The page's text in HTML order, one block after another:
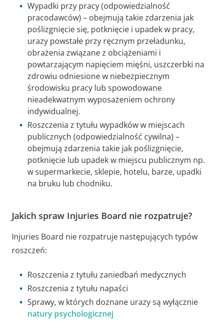
Wypadki przy pracy (odpowiedzialność
pracodawców) – obejmują takie zdarzenia jak
poślizgnięcie się, potknięcie i upadek w pracy,
urazy powstałe przy ręcznym przeładunku,
obrażenia związane z obciążeniami i
powtarzającym napięciem mięśni, uszczerbki na
zdrowiu odniesione w niebezpiecznym
środowisku pracy lub spowodowane
nieadekwatnym wyposażeniem ochrony
indywidualnej.
Roszczenia z tytułu wypadków w miejscach
publicznych (odpowiedzialność cywilna) –
obejmują zdarzenia takie jak poślizgnięcie,
potknięcie lub upadek w miejscu publicznym np.
w supermarkecie, sklepie, hotelu, barze, upadki
na bruku lub chodniku.
Jakich spraw Injuries Board nie rozpatruje?
Injuries Board nie rozpatruje następujących typów
roszczeń:
Roszczenia z tytułu zaniedbań medycznych
Roszczenia z tytułu napaści
Sprawy, w których doznane urazy są wyłącznie
natury psychologicznej